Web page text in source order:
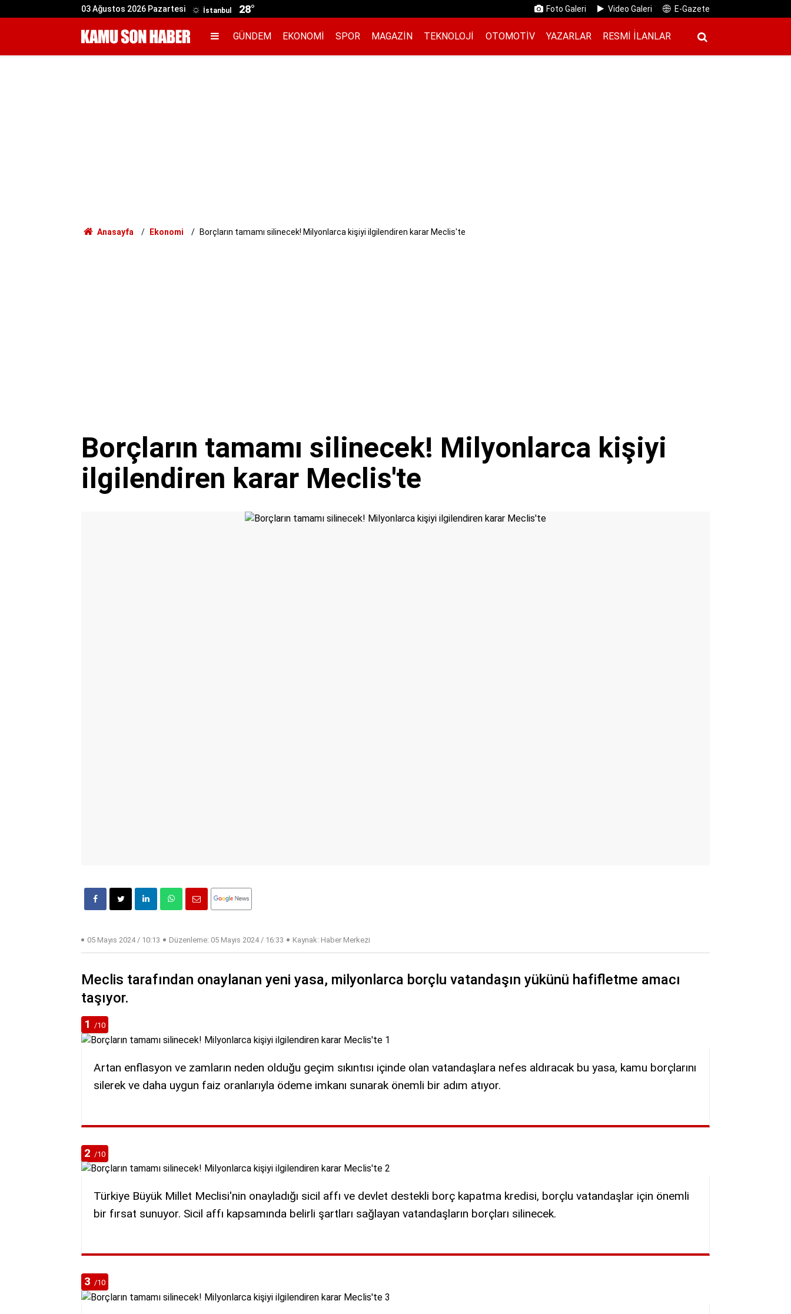
03 Ağustos 2026 Pazartesi İstanbul 28° Foto Galeri Video Galeri E-Gazete
GÜNDEM EKONOMI SPOR MAGAZIN TEKNOLOJI OTOMOTIV YAZARLAR RESMI İ̇LANLAR
Anasayfa Ekonomi Borçların tamamı silinecek! Milyonlarca kişiyi ilgilendiren karar Meclis'te
Borçların tamamı silinecek! Milyonlarca kişiyi
ilgilendiren karar Meclis'te
05 Mayıs 2024 / 10:13 Düzenleme: 05 Mayıs 2024 / 16:33 Kaynak: Haber Merkezi
Meclis tarafından onaylanan yeni yasa, milyonlarca borçlu vatandaşın yükünü hafifletme amacı
taşıyor.
1 /10
Artan enflasyon ve zamların neden olduğu geçim sıkıntısı içinde olan vatandaşlara nefes aldıracak bu yasa, kamu borçlarını
silerek ve daha uygun faiz oranlarıyla ödeme imkanı sunarak önemli bir adım atıyor.
2 /10
Türkiye Büyük Millet Meclisi'nin onayladığı sicil affı ve devlet destekli borç kapatma kredisi, borçlu vatandaşlar için önemli
bir fırsat sunuyor. Sicil affı kapsamında belirli şartları sağlayan vatandaşların borçları silinecek.
3 /10